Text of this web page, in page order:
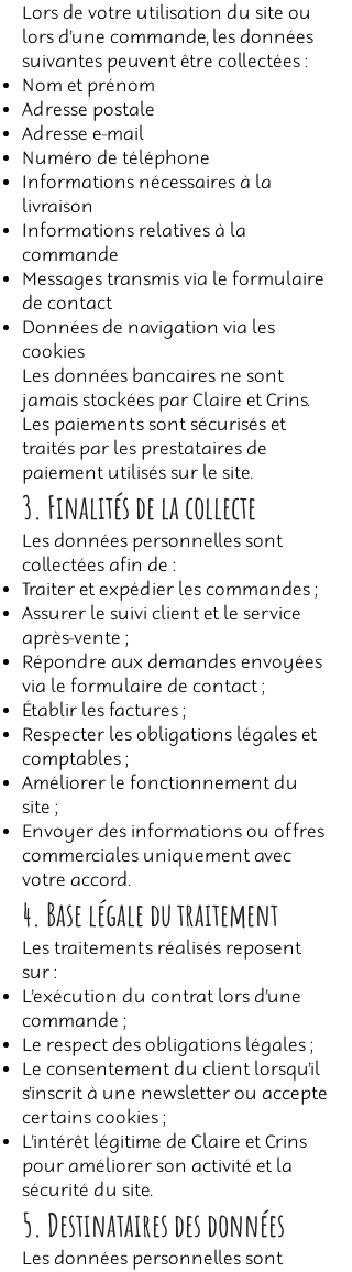
Lors de votre utilisation du site ou
lors d’une commande, les données
suivantes peuvent être collectées :
Nom et prénom
Adresse postale
Adresse e-mail
Numéro de téléphone
Informations nécessaires à la
livraison
Informations relatives à la
commande
Messages transmis via le formulaire
de contact
Données de navigation via les
cookies
Les données bancaires ne sont
jamais stockées par Claire et Crins.
Les paiements sont sécurisés et
traités par les prestataires de
paiement utilisés sur le site.
3. Finalités de la collecte
Les données personnelles sont
collectées afin de :
Traiter et expédier les commandes ;
Assurer le suivi client et le service
après-vente ;
Répondre aux demandes envoyées
via le formulaire de contact ;
Établir les factures ;
Respecter les obligations légales et
comptables ;
Améliorer le fonctionnement du
site ;
Envoyer des informations ou offres
commerciales uniquement avec
votre accord.
4. Base légale du traitement
Les traitements réalisés reposent
sur :
L’exécution du contrat lors d’une
commande ;
Le respect des obligations légales ;
Le consentement du client lorsqu’il
s’inscrit à une newsletter ou accepte
certains cookies ;
L’intérêt légitime de Claire et Crins
pour améliorer son activité et la
sécurité du site.
5. Destinataires des données
Les données personnelles sont